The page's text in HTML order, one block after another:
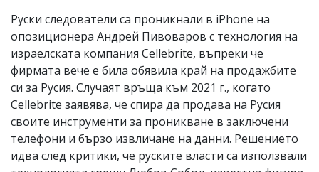
отговорност
за
тях!
Ако
откриете
обиден
за
вас
моля
сигнализирайте
ни!
Руски следователи са проникнали в iPhone на
опозиционера Андрей Пивоваров с технология на
израелската компания Cellebrite, въпреки че
фирмата вече е била обявила край на продажбите
си за Русия. Случаят връща към 2021 г., когато
Cellebrite заявява, че спира да продава на Русия
своите инструменти за проникване в заключени
телефони и бързо извличане на данни. Решението
идва след критики, че руските власти са използвали